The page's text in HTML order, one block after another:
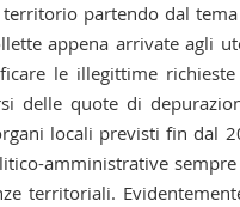
partendo dal
appena arrivate agli
le illegittime
delle quote di
locali previsti fin dal
amministrative
territoriali.